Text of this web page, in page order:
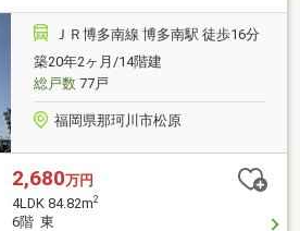
ＪＲ博多南線 博多南駅 徒歩16分
築20年2ヶ月/14階建
総戸数77戸
福岡県那珂川市松原
2,680万円
4LDK 84.82m2
6階 東